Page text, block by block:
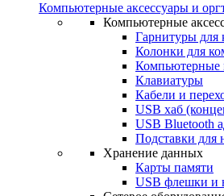
Компьютерные аксессуары и
Компьютерные
Гарнитуры для
Колонки для
Клавиатуры
Кабели и
USB хаб
USB Bluetooth
Подставки для
Хранение данных
Карты памяти
USB флешки и